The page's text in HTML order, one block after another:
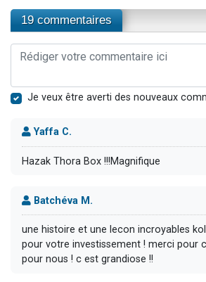
19 commentaires
Je veux être averti des nouveaux
Yaffa C.
Hazak Thora Box !!!Magnifique
Batchéva M.
une histoire et une lecon incroyables
pour votre investissement ! merci pour
pour nous ! c est grandiose !!